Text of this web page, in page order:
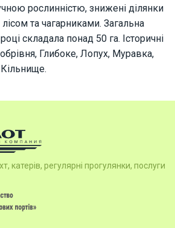
рослинністю, знижені ділянки
та чагарниками. Загальна
складала понад 50 га. Історичні
Глибоке, Лопух, Муравка,
катерів, регулярні прогулянки, послуги